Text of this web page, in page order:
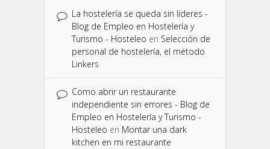
La hostelería se queda sin líderes -
Blog de Empleo en Hostelería y
Turismo - Hosteleo en Selección de
personal de hostelería, el método
Linkers
Como abrir un restaurante
independiente sin errores - Blog de
Empleo en Hostelería y Turismo -
Hosteleo en Montar una dark
kitchen en mi restaurante